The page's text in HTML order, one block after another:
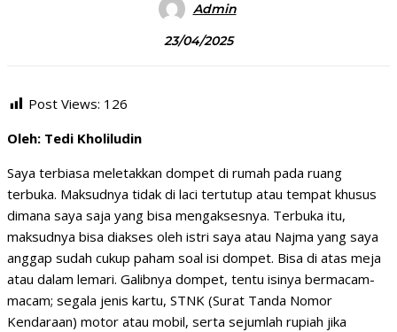
Admin
23/04/2025
Post Views: 126
Oleh: Tedi Kholiludin
Saya terbiasa meletakkan dompet di rumah pada ruang
terbuka. Maksudnya tidak di laci tertutup atau tempat khusus
dimana saya saja yang bisa mengaksesnya. Terbuka itu,
maksudnya bisa diakses oleh istri saya atau Najma yang saya
anggap sudah cukup paham soal isi dompet. Bisa di atas meja
atau dalam lemari. Galibnya dompet, tentu isinya bermacam-
macam; segala jenis kartu, STNK (Surat Tanda Nomor
Kendaraan) motor atau mobil, serta sejumlah rupiah jika